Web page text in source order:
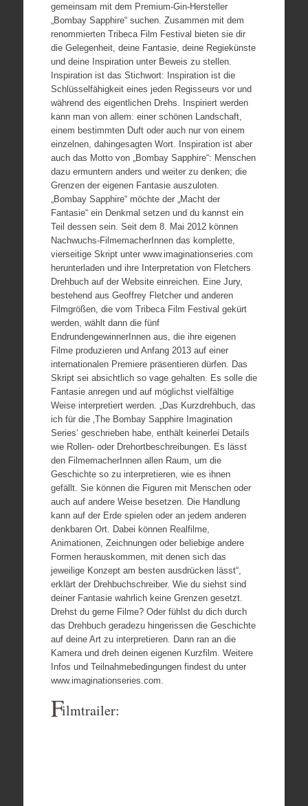
gemeinsam mit dem Premium-Gin-Hersteller
„Bombay Sapphire“ suchen. Zusammen mit dem
renommierten Tribeca Film Festival bieten sie dir
die Gelegenheit, deine Fantasie, deine Regiekünste
und deine Inspiration unter Beweis zu stellen.
Inspiration ist das Stichwort: Inspiration ist die
Schlüsselfähigkeit eines jeden Regisseurs vor und
während des eigentlichen Drehs. Inspiriert werden
kann man von allem: einer schönen Landschaft,
einem bestimmten Duft oder auch nur von einem
einzelnen, dahingesagten Wort. Inspiration ist aber
auch das Motto von „Bombay Sapphire“: Menschen
dazu ermuntern anders und weiter zu denken; die
Grenzen der eigenen Fantasie auszuloten.
„Bombay Sapphire“ möchte der „Macht der
Fantasie“ ein Denkmal setzen und du kannst ein
Teil dessen sein. Seit dem 8. Mai 2012 können
Nachwuchs-FilmemacherInnen das komplette,
vierseitige Skript unter www.imaginationseries.com
herunterladen und ihre Interpretation von Fletchers
Drehbuch auf der Website einreichen. Eine Jury,
bestehend aus Geoffrey Fletcher und anderen
Filmgrößen, die vom Tribeca Film Festival gekürt
werden, wählt dann die fünf
EndrundengewinnerInnen aus, die ihre eigenen
Filme produzieren und Anfang 2013 auf einer
internationalen Premiere präsentieren dürfen. Das
Skript sei absichtlich so vage gehalten. Es solle die
Fantasie anregen und auf möglichst vielfältige
Weise interpretiert werden. „Das Kurzdrehbuch, das
ich für die ‚The Bombay Sapphire Imagination
Series‘ geschrieben habe, enthält keinerlei Details
wie Rollen- oder Drehortbeschreibungen. Es lässt
den FilmemacherInnen allen Raum, um die
Geschichte so zu interpretieren, wie es ihnen
gefällt. Sie können die Figuren mit Menschen oder
auch auf andere Weise besetzen. Die Handlung
kann auf der Erde spielen oder an jedem anderen
denkbaren Ort. Dabei können Realfilme,
Animationen, Zeichnungen oder beliebige andere
Formen herauskommen, mit denen sich das
jeweilige Konzept am besten ausdrücken lässt“,
erklärt der Drehbuchschreiber. Wie du siehst sind
deiner Fantasie wahrlich keine Grenzen gesetzt.
Drehst du gerne Filme? Oder fühlst du dich durch
das Drehbuch geradezu hingerissen die Geschichte
auf deine Art zu interpretieren. Dann ran an die
Kamera und dreh deinen eigenen Kurzfilm. Weitere
Infos und Teilnahmebedingungen findest du unter
www.imaginationseries.com.
Filmtrailer: